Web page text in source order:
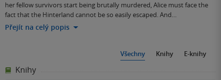
her fellow survivors start being brutally murdered, Alice must face the
fact that the Hinterland cannot be so easily escaped. And…
Přejít na celý popis
Všechny Knihy E-knihy
Knihy